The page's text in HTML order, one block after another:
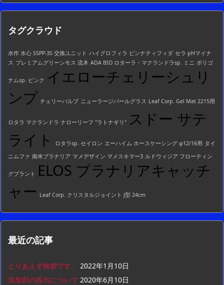
リ
一
タグクラウド
水作 水心 SSPP-3S 交換ユニット ハイグロフィラ ピンナティフィダ セラ pHマイナ
ス プレミアムグリーンモス 流木 ADA BIO ロターラ・マクランドラsp. ミニ ポリゴ
ナムsp. ピンク
イエローチェリーシュリ
ンプ チェリーバルブ ニューラージパールグラス Leaf Corp. Gel Mat 2215用
ロタラ マクランドラ ナローリーフ "ラトナギリ" スドー サテ
ライト
ロタラsp. セイロン エーハイム ホースケーシング φ12/16用 タイ
ニムファ 南米プラナリア マメデザイン マメスキマー3 ルドウィジア フローティン
グプラント
ELOS プラナリアキャッチ
ャー Leaf Corp. クリスタルジョイント J型 24cm
最近の記事
とりあえず挨拶です。
2022年1月10日
添加剤の投与について 2020年6月10日